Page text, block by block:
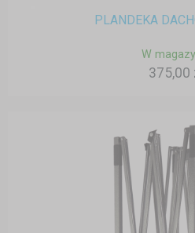
PLANDEKA
W
375,00